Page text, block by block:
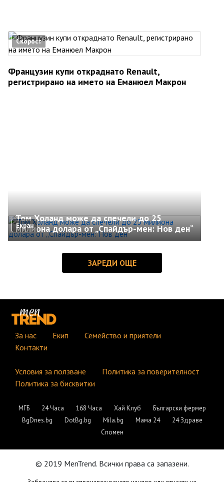
Скорост
Французин купи откраднато Renault,
регистрирано на името на Еманюел Макрон
Екран
Том Холанд може да спечели до 25
милиона долара от „Спайдър-мен: Нов ден“
За нас Екип
Семейство и приятели
Контакти
Условия за ползване
Политика за поверителност
Политика за бисквитки
МГБ 24 Часа 168 Часа Хай Клуб
Български фермер
BgDnes.bg
DotBg.bg Mila.bg Мама 24
24 Здраве
Спомен
© 2019 MenTrend. Всички права са запазени.